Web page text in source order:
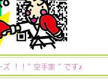
ズ ！！" 空手家 " です♪